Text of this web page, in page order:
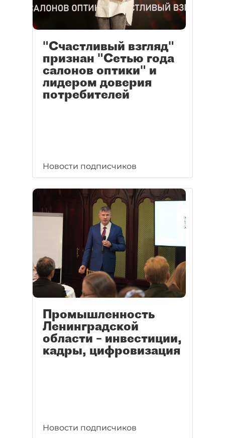
"Счастливый взгляд"
признан "Сетью года
салонов оптики" и
лидером доверия
потребителей
Новости подписчиков
Промышленность
Ленинградской
области – инвестиции,
кадры, цифровизация
Новости подписчиков